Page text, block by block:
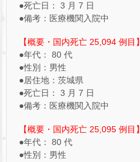
●死亡日： 3 月 7 日
●備考：医療機関入院中
【概要・国内死亡 25,094 例目】
●年代： 80 代
●性別：男性
●居住地：茨城県
●死亡日： 3 月 7 日
●備考：医療機関入院中
【概要・国内死亡 25,095 例目】
●年代： 80 代
●性別：男性